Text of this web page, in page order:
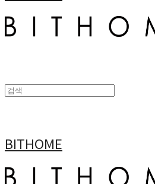
BITHOME